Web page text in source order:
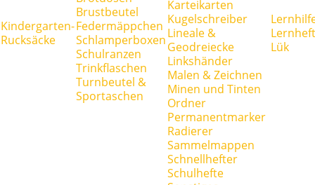
Kindergarten-
Rucksäcke
Brustbeutel
Federmäppchen
Schlamperboxen
Schulranzen
Trinkflaschen
Turnbeutel &
Sportaschen
Karteikarten
Kugelschreiber
Lineale &
Geodreiecke
Linkshänder
Malen & Zeichnen
Minen und Tinten
Ordner
Permanentmarker
Radierer
Sammelmappen
Schnellhefter
Schulhefte
Lük